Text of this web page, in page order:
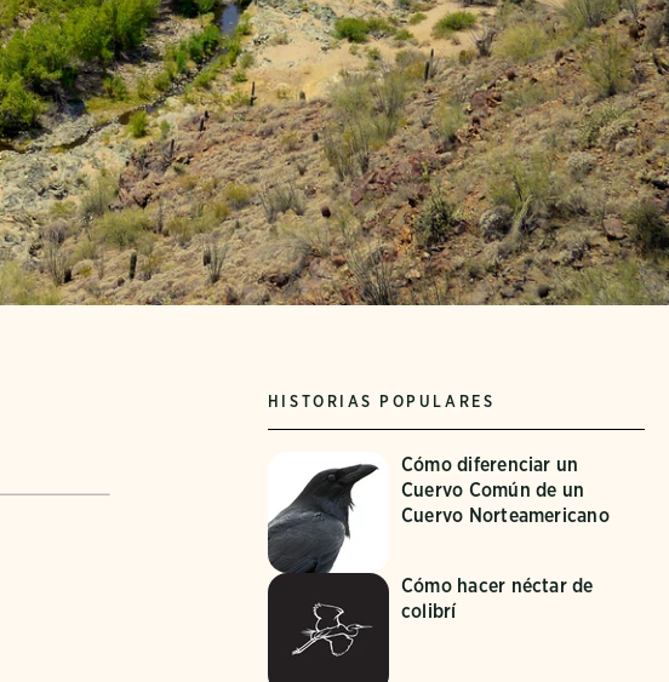
HISTORIAS POPULARES
Cómo diferenciar un
Cuervo Común de un
Cuervo Norteamericano
Cómo hacer néctar de
colibrí